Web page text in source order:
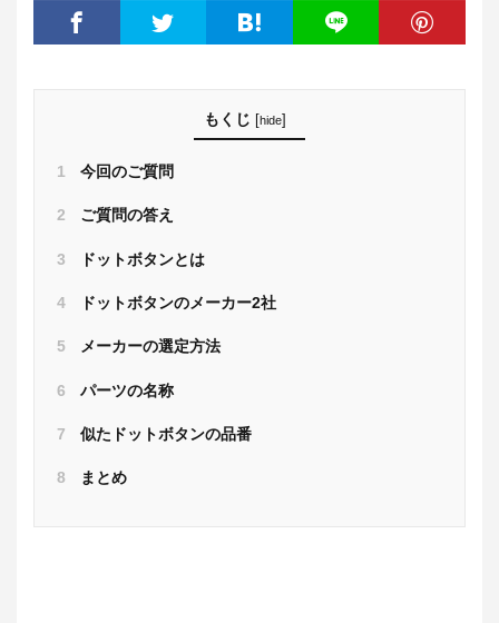
もくじ hide]
1 今回のご質問
2 ご質問の答え
3 ドットボタンとは
4 ドットボタンのメーカー2社
5 メーカーの選定方法
6 パーツの名称
7 似たドットボタンの品番
8 まとめ